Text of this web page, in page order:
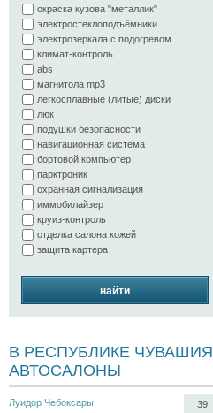
окраска кузова "металлик"
электростеклоподъёмники
электрозеркала с подогревом
климат-контроль
abs
магнитола mp3
легкосплавные (литые) диски
люк
подушки безопасности
навигационная система
бортовой компьютер
парктроник
охранная сигнализация
иммобилайзер
круиз-контроль
отделка салона кожей
защита картера
найти
В РЕСПУБЛИКЕ ЧУВАШИЯ
АВТОСАЛОНЫ
Луидор Чебоксары 39